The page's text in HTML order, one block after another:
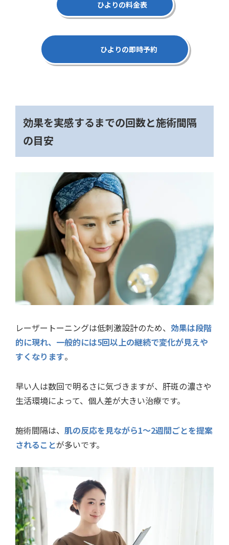
ひよりの料金表
ひよりの即時予約
効果を実感するまでの回数と施術間隔
の目安
レーザートーニングは低刺激設計のため、 効果は段階
的に現れ、一般的には5回以上の継続で変化が見えや
すくなります。
早い人は数回で明るさに気づきますが、肝斑の濃さや
生活環境によって、個人差が大きい治療です。
施術間隔は、 肌の反応を見ながら1〜2週間ごとを提案
されることが多いです。